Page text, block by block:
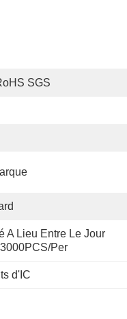
SGS
A Lieu Entre Le Jour
per
d'IC